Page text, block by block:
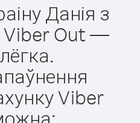
Данія з
Viber Out —
Viber